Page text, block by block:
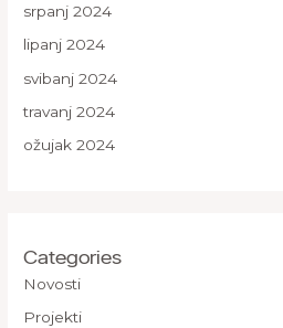
srpanj 2024
lipanj 2024
svibanj 2024
travanj 2024
ožujak 2024
Categories
Novosti
Projekti